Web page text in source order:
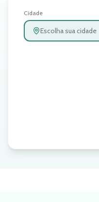
Cidade
Escolha sua cidade